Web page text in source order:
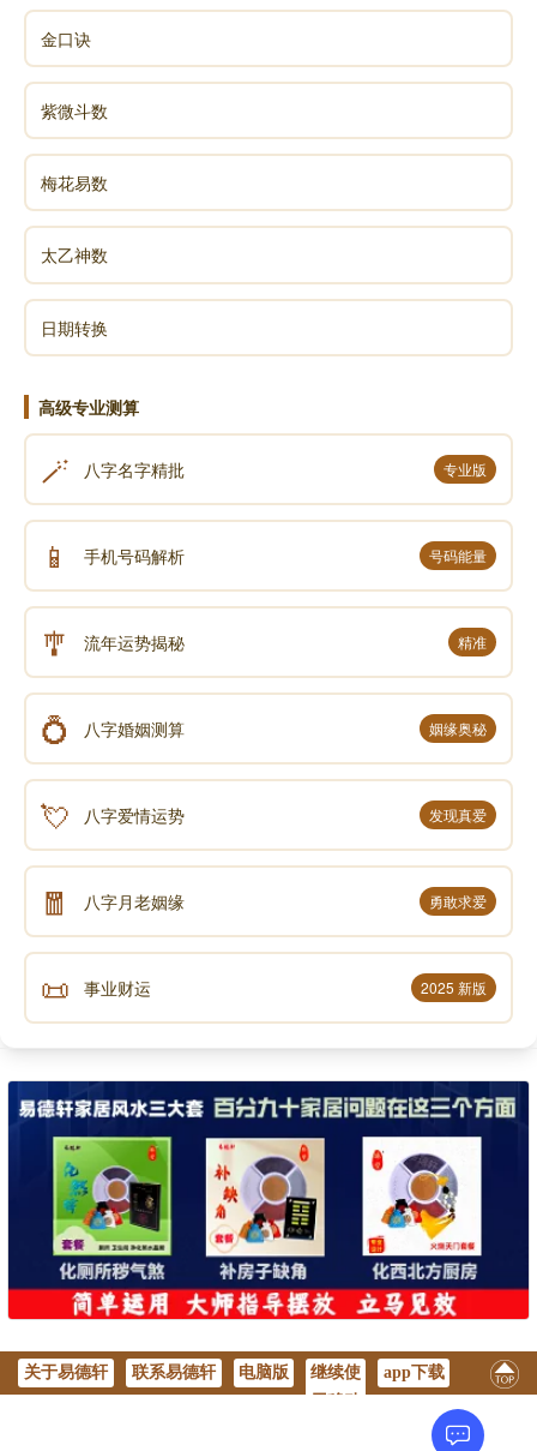
应堕地狱，恶鬼畜生，诸余恶趣，边地下贱，及蔑(miè)
戾(lì)车，如是等处。所作罪障，今皆忏悔。今诸佛世
尊，当证知我，当忆念我。我复于诸佛世尊前，作如是
言。若我此生，若我余生。曾行布施或守净戒，乃至施
与畜生一抟(tuán)之食。或修净行所有善根。成就众
生，所有善根。修行菩提，所有善根。及无上智，所有
善根。一切合集，校计筹量，皆悉回向阿耨(nòu)多罗三
藐三菩提。如过去未来，现在诸佛，所作回向，我亦如
是回向。众罪皆忏悔，诸福尽随喜，及请佛功德，愿成
无上智。去来现在佛，於众生最胜，无量功德海，我今
皈命礼。
所有十方世界中 三世一切人师子
我以清净身语意 一切遍礼尽无余
普贤行愿威神力 普现一切如来前
一身复现刹(chà)尘身 一一遍礼刹尘佛
於一尘中尘数佛 各处菩萨众会中
无尽法界尘亦然 深信诸佛皆充满
各以一切音声海 普出无尽妙言辞
尽于未来一切劫 赞佛甚深功德海
以诸最胜妙华鬘(mán) 伎(jì)乐涂(tú)香及伞盖
如是最胜庄严具 我以供养诸如来
最胜衣服最胜香 末香烧香与灯烛
一一皆如妙高聚 我悉供养诸如来
我以广大胜解心 深信一切三世佛
悉以普贤行愿力 普遍供养诸如来
从身语意之所生 一切我今皆忏悔
十方一切诸众生 二乘有学及无学
一切如来与菩萨 所有功德皆随喜
十方所有世间灯 最初成就菩提者
我今一切皆劝请 转于无上妙法 轮
诸佛若欲示涅(niè)槃(pán) 我悉至诚而劝请
唯愿久住刹尘劫 利乐一切诸众生
所有礼赞供养福 请佛住世转法轮
金口诀
紫微斗数
梅花易数
太乙神数
日期转换
高级专业测算
🪄 八字名字精批 专业版
📱 手机号码解析 号码能量
🎐 流年运势揭秘 精准
💍 八字婚姻测算 姻缘奥秘
💘 八字爱情运势 发现真爱
🧧 八字月老姻缘 勇敢求爱
📜 事业财运 2025 新版
关于易德轩 联系易德轩 电脑版
继续使
app下载